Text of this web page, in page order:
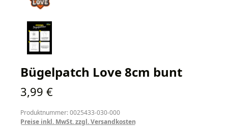
Bügelpatch Love 8cm bunt
Regulärer Preis:
3,99 €
Produktnummer: 0025433-030-000
Preise inkl. MwSt. zzgl. Versandkosten